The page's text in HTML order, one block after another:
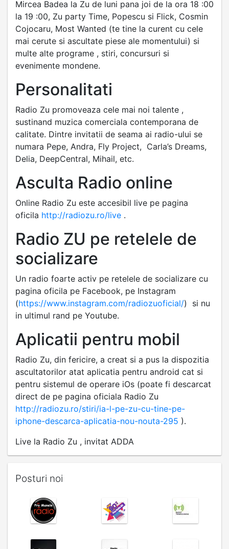
Mircea Badea la Zu de luni pana joi de la ora 18 :00
la 19 :00, Zu party Time, Popescu si Flick, Cosmin
Cojocaru, Most Wanted (te tine la curent cu cele
mai cerute si ascultate piese ale momentului) si
multe alte programe , stiri, concursuri si
evenimente mondene.
Personalitati
Radio Zu promoveaza cele mai noi talente ,
sustinand muzica comerciala contemporana de
calitate. Dintre invitatii de seama ai radio-ului se
numara Pepe, Andra, Fly Project, Carla’s Dreams,
Delia, DeepCentral, Mihail, etc.
Asculta Radio online
Online Radio Zu este accesibil live pe pagina
oficila http://radiozu.ro/live .
Radio ZU pe retelele de
socializare
Un radio foarte activ pe retelele de socializare cu
pagina oficila pe Facebook, pe Instagram
(https://www.instagram.com/radiozuoficial/) si nu
in ultimul rand pe Youtube.
Aplicatii pentru mobil
Radio Zu, din fericire, a creat si a pus la dispozitia
ascultatorilor atat aplicatia pentru android cat si
pentru sistemul de operare iOs (poate fi descarcat
direct de pe pagina oficiala Radio Zu
http://radiozu.ro/stiri/ia-l-pe-zu-cu-tine-pe-
iphone-descarca-aplicatia-nou-nouta-295 ).
Live la Radio Zu , invitat ADDA
Posturi noi